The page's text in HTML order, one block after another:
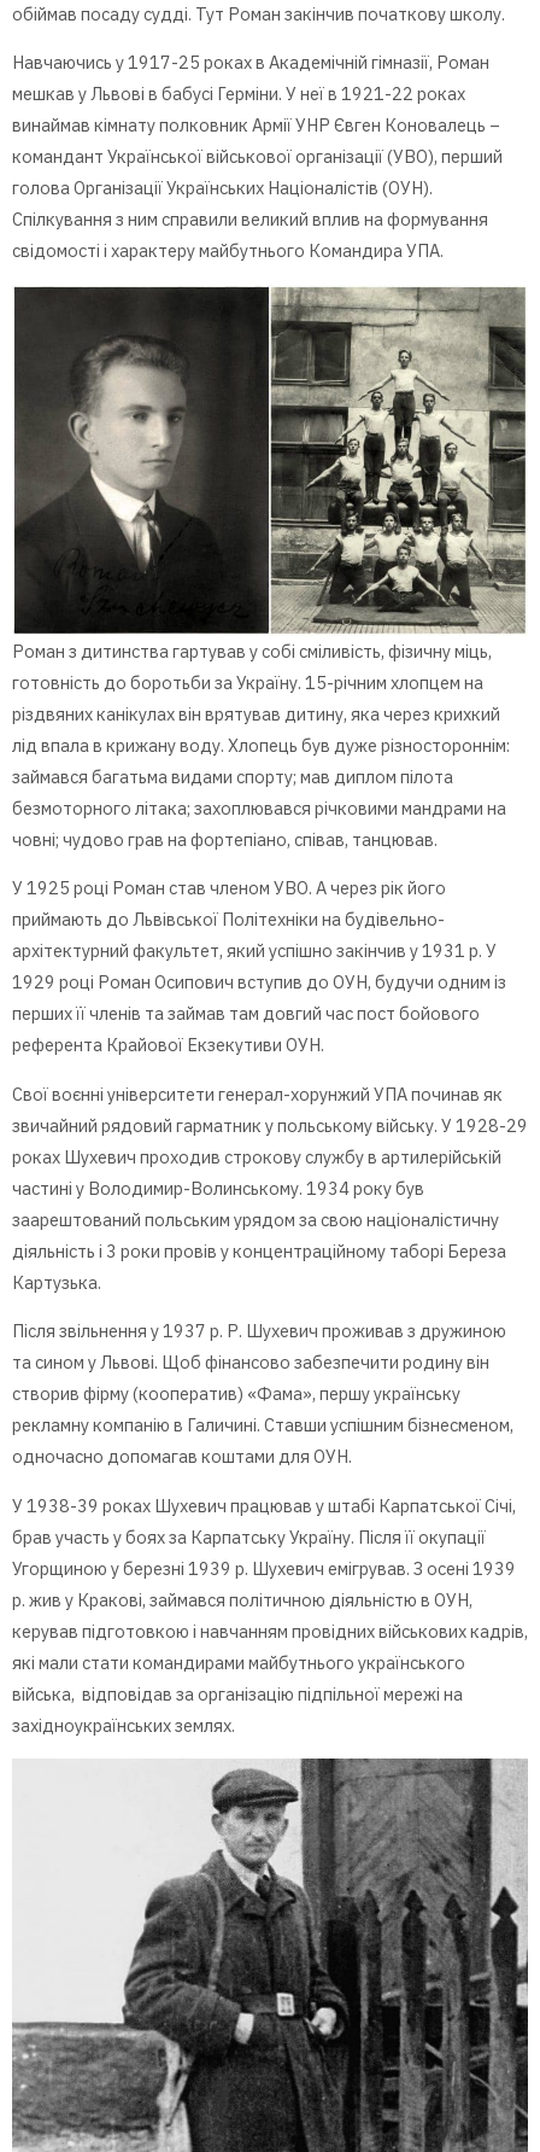
обіймав посаду судді. Тут Роман закінчив початкову школу.
Навчаючись у 1917-25 роках в Академічній гімназії, Роман
мешкав у Львові в бабусі Герміни. У неї в 1921-22 роках
винаймав кімнату полковник Армії УНР Євген Коновалець –
командант Української військової організації (УВО), перший
голова Організації Українських Націоналістів (ОУН).
Спілкування з ним справили великий вплив на формування
свідомості і характеру майбутнього Командира УПА.
Роман з дитинства гартував у собі сміливість, фізичну міць,
готовність до боротьби за Україну. 15-річним хлопцем на
різдвяних канікулах він врятував дитину, яка через крихкий
лід впала в крижану воду. Хлопець був дуже різностороннім:
займався багатьма видами спорту; мав диплом пілота
безмоторного літака; захоплювався річковими мандрами на
човні; чудово грав на фортепіано, співав, танцював.
У 1925 році Роман став членом УВО. А через рік його
приймають до Львівської Політехніки на будівельно-
архітектурний факультет, який успішно закінчив у 1931 р. У
1929 році Роман Осипович вступив до ОУН, будучи одним із
перших її членів та займав там довгий час пост бойового
референта Крайової Екзекутиви ОУН.
Свої воєнні університети генерал-хорунжий УПА починав як
звичайний рядовий гарматник у польському війську. У 1928-29
роках Шухевич проходив строкову службу в артилерійській
частині у Володимир-Волинському. 1934 року був
заарештований польським урядом за свою націоналістичну
діяльність і 3 роки провів у концентраційному таборі Береза
Картузька.
Після звільнення у 1937 р. Р. Шухевич проживав з дружиною
та сином у Львові. Щоб фінансово забезпечити родину він
створив фірму (кооператив) «Фама», першу українську
рекламну компанію в Галичині. Ставши успішним бізнесменом,
одночасно допомагав коштами для ОУН.
У 1938-39 роках Шухевич працював у штабі Карпатської Січі,
брав участь у боях за Карпатську Україну. Після її окупації
Угорщиною у березні 1939 р. Шухевич емігрував. З осені 1939
р. жив у Кракові, займався політичною діяльністю в ОУН,
керував підготовкою і навчанням провідних військових кадрів,
які мали стати командирами майбутнього українського
війська, відповідав за організацію підпільної мережі на
західноукраїнських землях.